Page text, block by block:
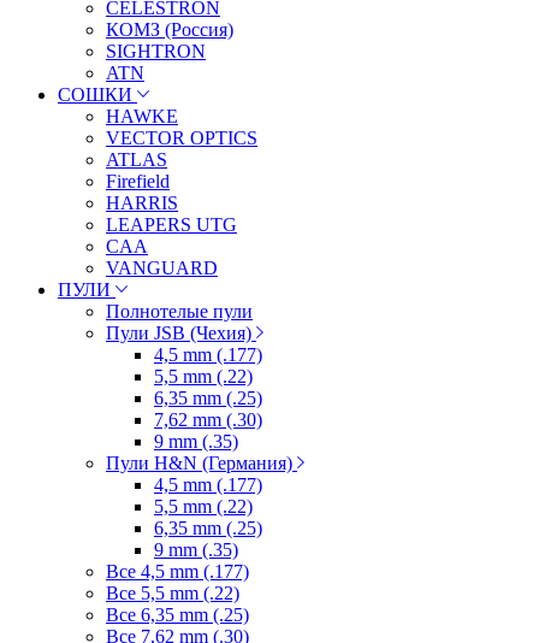
CELESTRON
КОМЗ (Россия)
SIGHTRON
ATN
СОШКИ
HAWKE
VECTOR OPTICS
ATLAS
Firefield
HARRIS
LEAPERS UTG
CAA
VANGUARD
ПУЛИ
Полнотелые пули
Пули JSB (Чехия)
4,5 mm (.177)
5,5 mm (.22)
6,35 mm (.25)
7,62 mm (.30)
9 mm (.35)
Пули H&N (Германия)
4,5 mm (.177)
5,5 mm (.22)
6,35 mm (.25)
9 mm (.35)
Все 4,5 mm (.177)
Все 5,5 mm (.22)
Все 6,35 mm (.25)
Все 7,62 mm (.30)